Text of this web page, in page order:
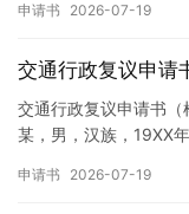
纸张与…
申请书 2026-07-19
交通行政复议申请
交通行政复议申请书
某，男，汉族，19XX
申请书 2026-07-19